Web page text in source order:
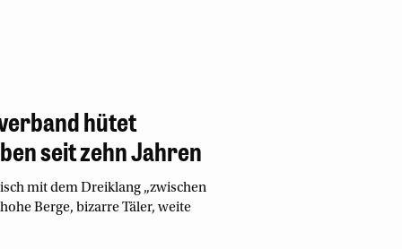
hütet
seit zehn Jahren
mit dem Dreiklang „zwischen
Berge, bizarre Täler, weite